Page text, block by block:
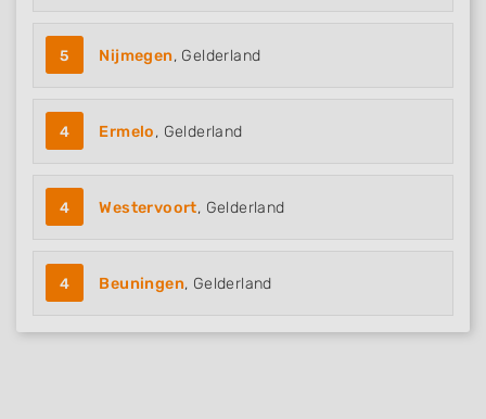
5 Nijmegen, Gelderland
4 Ermelo, Gelderland
4 Westervoort, Gelderland
4 Beuningen, Gelderland